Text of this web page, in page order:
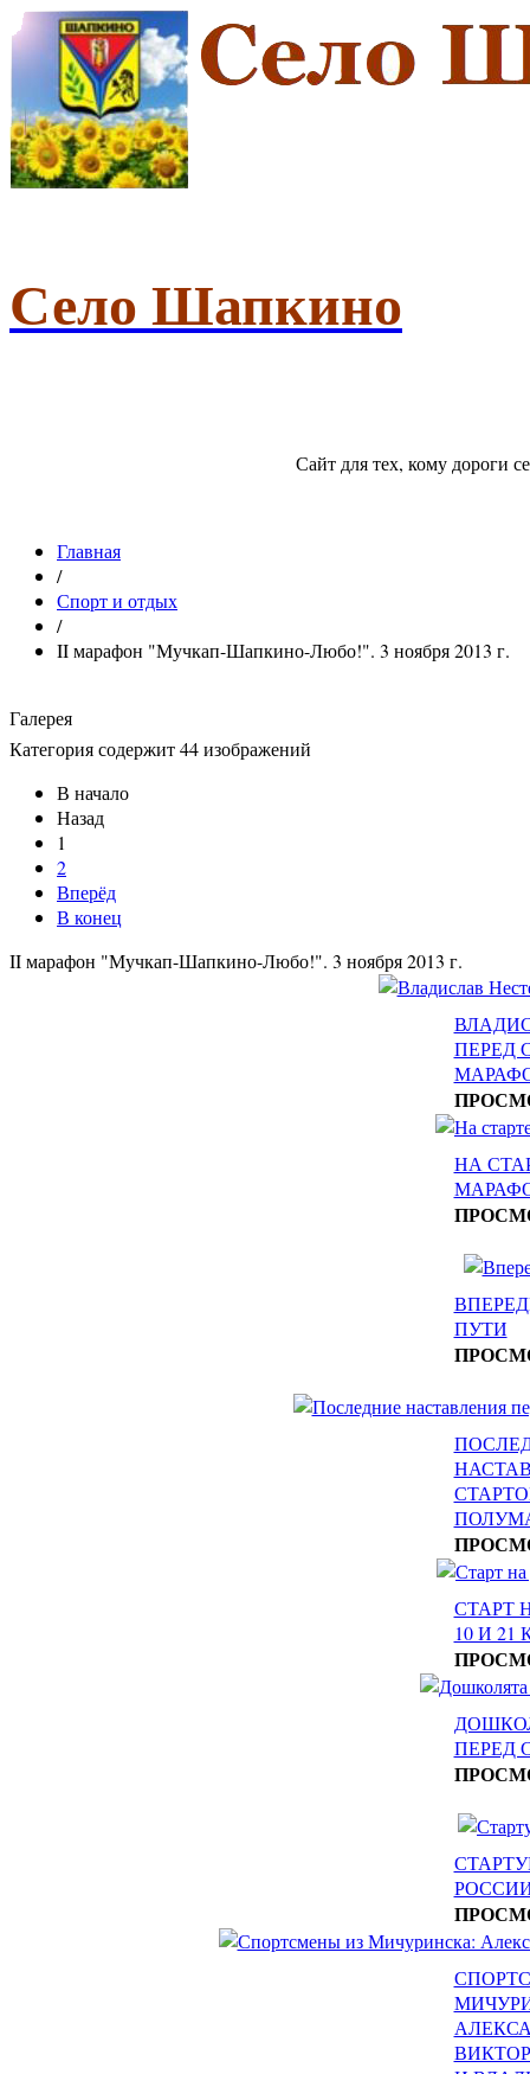
Село Шапкино
Сайт для тех, кому дороги
Главная
/
Спорт и отдых
/
II марафон "Мучкап-Шапкино-Любо!". 3 ноября 2013 г.
Галерея
Категория содержит 44 изображений
В начало
Назад
1
2
Вперёд
В конец
II марафон "Мучкап-Шапкино-Любо!". 3 ноября 2013 г.
ПЕРЕД
НА
ПУТИ
СТАРТ
10 И 21
ПЕРЕД